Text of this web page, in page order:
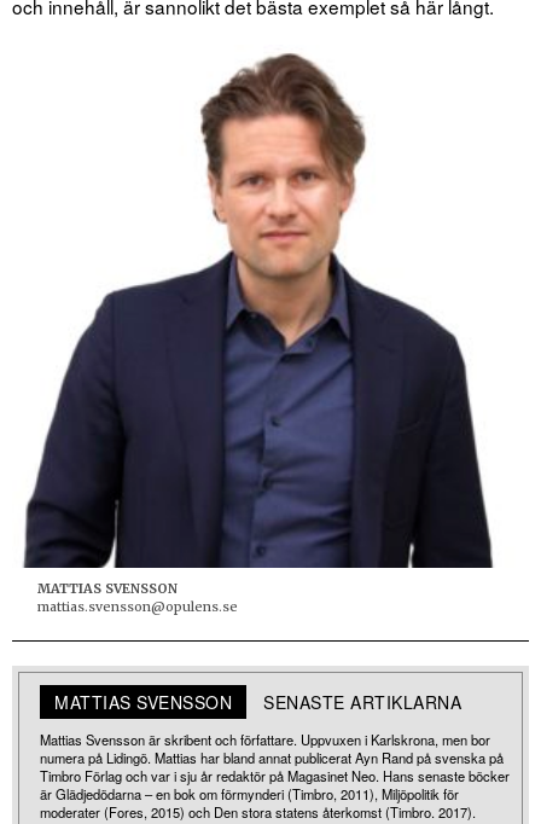
och innehåll, är sannolikt det bästa exemplet så här långt.
MATTIAS SVENSSON
mattias.svensson@opulens.se
MATTIAS SVENSSON SENASTE ARTIKLARNA
Mattias Svensson är skribent och författare. Uppvuxen i Karlskrona, men bor
numera på Lidingö. Mattias har bland annat publicerat Ayn Rand på svenska på
Timbro Förlag och var i sju år redaktör på Magasinet Neo. Hans senaste böcker
är Glädjedödarna – en bok om förmynderi (Timbro, 2011), Miljöpolitik för
moderater (Fores, 2015) och Den stora statens återkomst (Timbro. 2017).